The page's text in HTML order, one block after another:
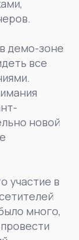
демо-зоне
все
новой
участие в
много,